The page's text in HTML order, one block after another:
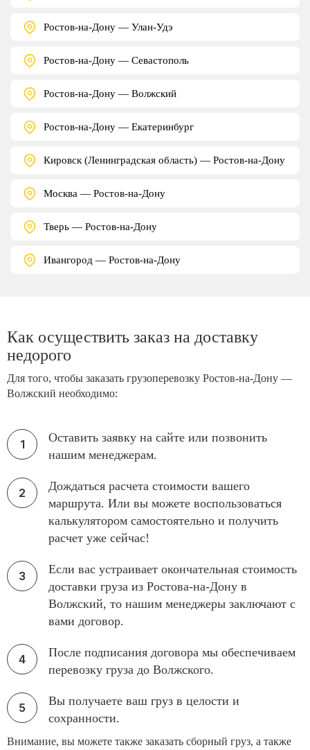
Ростов-на-Дону — Улан-Удэ
Ростов-на-Дону — Севастополь
Ростов-на-Дону — Волжский
Ростов-на-Дону — Екатеринбург
Кировск (Ленинградская область) — Ростов-на-Дону
Москва — Ростов-на-Дону
Тверь — Ростов-на-Дону
Ивангород — Ростов-на-Дону
Как осуществить заказ на доставку
недорого
Для того, чтобы заказать грузоперевозку Ростов-на-Дону —
Волжский необходимо:
Оставить заявку на сайте или позвонить
нашим менеджерам.
Дождаться расчета стоимости вашего
маршрута. Или вы можете воспользоваться
калькулятором самостоятельно и получить
расчет уже сейчас!
Если вас устраивает окончательная стоимость
доставки груза из Ростова-на-Дону в
Волжский, то нашим менеджеры заключают с
вами договор.
После подписания договора мы обеспечиваем
перевозку груза до Волжского.
Вы получаете ваш груз в целости и
сохранности.
Внимание, вы можете также заказать сборный груз, а также